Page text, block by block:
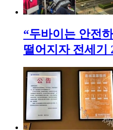
“두바이는 안전
떨어지자 전세기